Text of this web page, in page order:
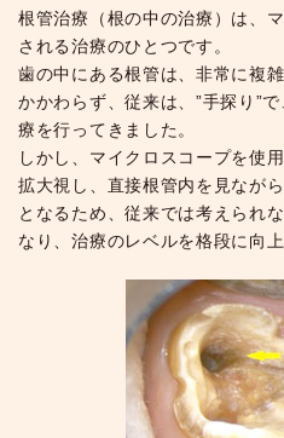
根管治療（根の中の治療）は、
される治療のひとつです。
歯の中にある根管は、非常に複
かかわらず、従来は、”手探り”
療を行ってきました。
しかし、マイクロスコープを使
拡大視し、直接根管内を見なが
となるため、従来では考えられ
なり、治療のレベルを格段に向